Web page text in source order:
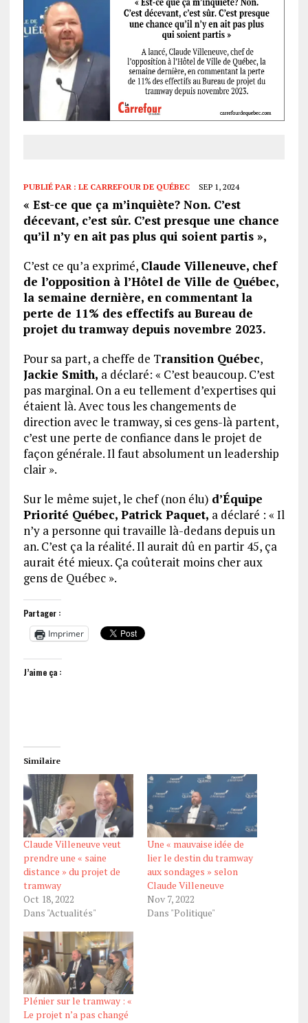
PUBLIÉ PAR : LE CARREFOUR DE QUÉBEC SEP 1, 2024
« Est-ce que ça m’inquiète? Non. C’est
décevant, c’est sûr. C’est presque une chance
qu’il n’y en ait pas plus qui soient partis »,
C’est ce qu’a exprimé, Claude Villeneuve, chef
de l’opposition à l’Hôtel de Ville de Québec,
la semaine dernière, en commentant la
perte de 11% des effectifs au Bureau de
projet du tramway depuis novembre 2023.
Pour sa part, a cheffe de Transition Québec,
Jackie Smith, a déclaré: « C’est beaucoup. C’est
pas marginal. On a eu tellement d’expertises qui
étaient là. Avec tous les changements de
direction avec le tramway, si ces gens-là partent,
c’est une perte de confiance dans le projet de
façon générale. Il faut absolument un leadership
clair ».
Sur le même sujet, le chef (non élu) d’Équipe
Priorité Québec, Patrick Paquet, a déclaré : « Il
n’y a personne qui travaille là-dedans depuis un
an. C’est ça la réalité. Il aurait dû en partir 45, ça
aurait été mieux. Ça coûterait moins cher aux
gens de Québec ».
Partager :
Imprimer
J’aime ça :
Similaire
Claude Villeneuve veut
prendre une « saine
distance » du projet de
tramway
Oct 18, 2022
Dans "Actualités"
Une « mauvaise idée de
lier le destin du tramway
aux sondages » selon
Claude Villeneuve
Nov 7, 2022
Dans "Politique"
Plénier sur le tramway : «
Le projet n’a pas changé